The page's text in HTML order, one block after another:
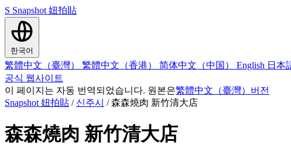
S Snapshot 妞拍貼
한국어
繁體中文（臺灣） 繁體中文（香港） 简体中文（中国） English 日本
공식 웹사이트
이 페이지는 자동 번역되었습니다. 원본은繁體中文（臺灣）버전
Snapshot 妞拍貼 / 신주시 / 森森燒肉 新竹清大店
森森燒肉 新竹清大店